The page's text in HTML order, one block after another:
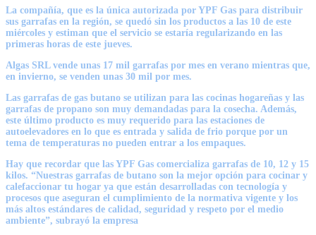
La compañía, que es la única autorizada por YPF Gas para distribuir
sus garrafas en la región, se quedó sin los productos a las 10 de este
miércoles y estiman que el servicio se estaría regularizando en las
primeras horas de este jueves.
Algas SRL vende unas 17 mil garrafas por mes en verano mientras que,
en invierno, se venden unas 30 mil por mes.
Las garrafas de gas butano se utilizan para las cocinas hogareñas y las
garrafas de propano son muy demandadas para la cosecha. Además,
este último producto es muy requerido para las estaciones de
autoelevadores en lo que es entrada y salida de frio porque por un
tema de temperaturas no pueden entrar a los empaques.
Hay que recordar que las YPF Gas comercializa garrafas de 10, 12 y 15
kilos. “Nuestras garrafas de butano son la mejor opción para cocinar y
calefaccionar tu hogar ya que están desarrolladas con tecnología y
procesos que aseguran el cumplimiento de la normativa vigente y los
más altos estándares de calidad, seguridad y respeto por el medio
ambiente”, subrayó la empresa